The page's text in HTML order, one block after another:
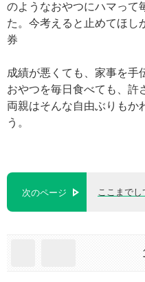
のようなおやつにハマって
た。今考えると止めてほし
券
成績が悪くても、家事を手
おやつを毎日食べても、許
両親はそんな自由ぶりもか
う。
次のページ ここまで